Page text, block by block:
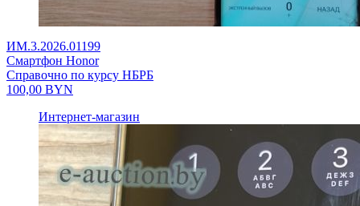
ИМ.3.2026.01199
Смартфон Honor
Справочно по курсу НБРБ
100,00 BYN
Интернет-магазин